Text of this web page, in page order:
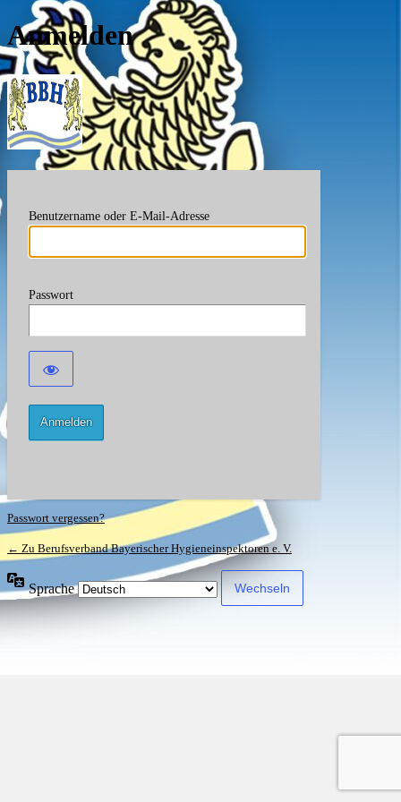
Anmelden
Berufsverband
Benutzername oder E-Mail-Adresse
Passwort
Passwort vergessen?
← Zu Berufsverband Bayerischer Hygieneinspektoren e. V.
Sprache